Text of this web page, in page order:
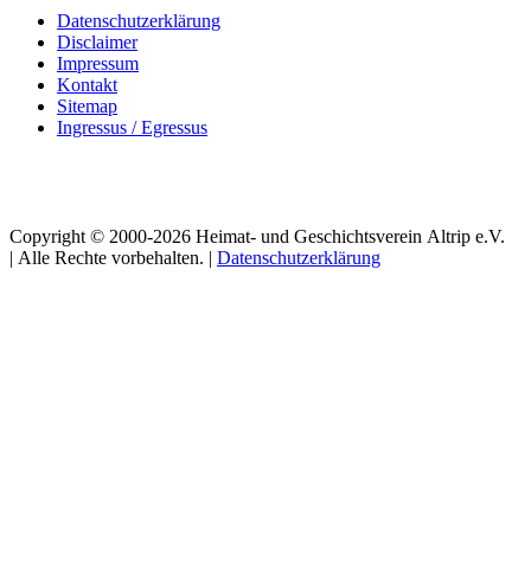
Datenschutzerklärung
Disclaimer
Impressum
Kontakt
Sitemap
Ingressus / Egressus
Copyright © 2000-2026 Heimat- und Geschichtsverein Altrip e.V.
| Alle Rechte vorbehalten. | Datenschutzerklärung